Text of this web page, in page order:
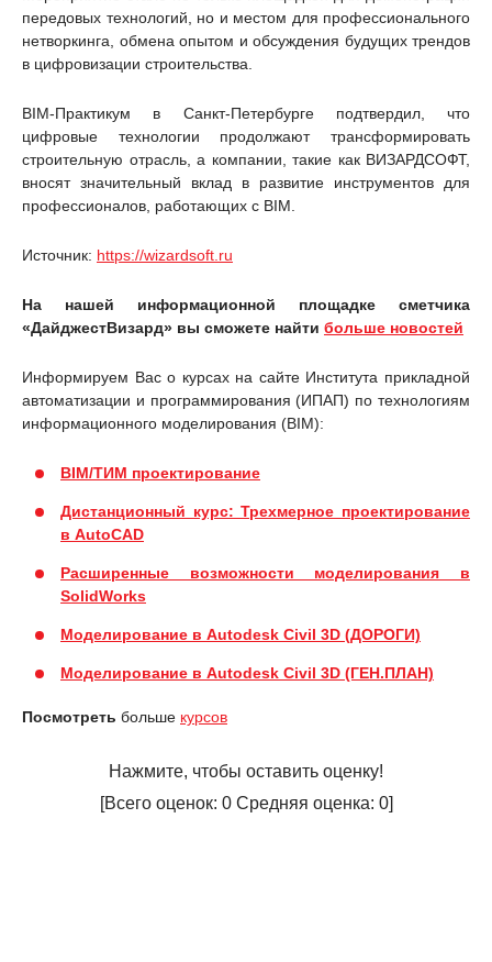
передовых технологий, но и местом для профессионального
нетворкинга, обмена опытом и обсуждения будущих трендов
в цифровизации строительства.
BIM-Практикум в Санкт-Петербурге подтвердил, что
цифровые технологии продолжают трансформировать
строительную отрасль, а компании, такие как ВИЗАРДСОФТ,
вносят значительный вклад в развитие инструментов для
профессионалов, работающих с BIM.
Источник: https://wizardsoft.ru
На нашей информационной площадке сметчика
«ДайджестВизард» вы сможете найти больше новостей
Информируем Вас о курсах на сайте Института прикладной
автоматизации и программирования (ИПАП) по технологиям
информационного моделирования (BIM):
BIM/ТИМ проектирование
Дистанционный курс: Трехмерное проектирование
в AutoCAD
Расширенные возможности моделирования в
SolidWorks
Моделирование в Autodesk Civil 3D (ДОРОГИ)
Моделирование в Autodesk Civil 3D (ГЕН.ПЛАН)
Посмотреть больше курсов
Нажмите, чтобы оставить оценку!
[Всего оценок: 0Средняя оценка: 0]